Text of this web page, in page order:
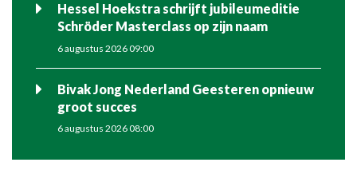
Hessel Hoekstra schrijft jubileumeditie
Schröder Masterclass op zijn naam
6 augustus 2026 09:00
Bivak Jong Nederland Geesteren opnieuw
groot succes
6 augustus 2026 08:00